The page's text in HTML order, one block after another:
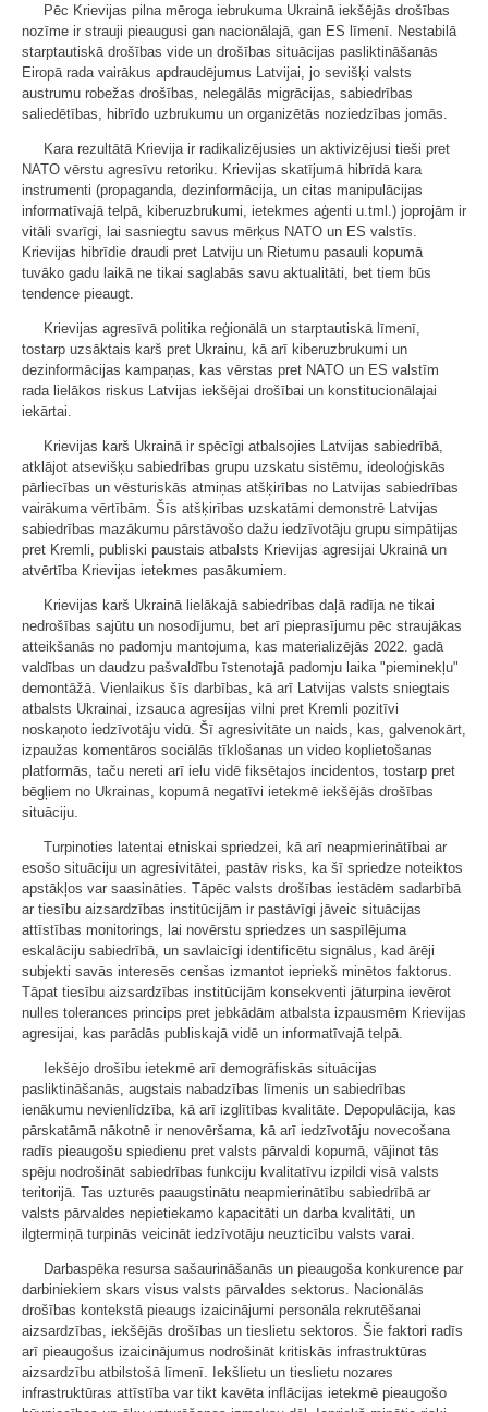
Pēc Krievijas pilna mēroga iebrukuma Ukrainā iekšējās drošības
nozīme ir strauji pieaugusi gan nacionālajā, gan ES līmenī. Nestabilā
starptautiskā drošības vide un drošības situācijas pasliktināšanās
Eiropā rada vairākus apdraudējumus Latvijai, jo sevišķi valsts
austrumu robežas drošības, nelegālās migrācijas, sabiedrības
saliedētības, hibrīdo uzbrukumu un organizētās noziedzības jomās.
Kara rezultātā Krievija ir radikalizējusies un aktivizējusi tieši pret
NATO vērstu agresīvu retoriku. Krievijas skatījumā hibrīdā kara
instrumenti (propaganda, dezinformācija, un citas manipulācijas
informatīvajā telpā, kiberuzbrukumi, ietekmes aģenti u.tml.) joprojām ir
vitāli svarīgi, lai sasniegtu savus mērķus NATO un ES valstīs.
Krievijas hibrīdie draudi pret Latviju un Rietumu pasauli kopumā
tuvāko gadu laikā ne tikai saglabās savu aktualitāti, bet tiem būs
tendence pieaugt.
Krievijas agresīvā politika reģionālā un starptautiskā līmenī,
tostarp uzsāktais karš pret Ukrainu, kā arī kiberuzbrukumi un
dezinformācijas kampaņas, kas vērstas pret NATO un ES valstīm
rada lielākos riskus Latvijas iekšējai drošībai un konstitucionālajai
iekārtai.
Krievijas karš Ukrainā ir spēcīgi atbalsojies Latvijas sabiedrībā,
atklājot atsevišķu sabiedrības grupu uzskatu sistēmu, ideoloģiskās
pārliecības un vēsturiskās atmiņas atšķirības no Latvijas sabiedrības
vairākuma vērtībām. Šīs atšķirības uzskatāmi demonstrē Latvijas
sabiedrības mazākumu pārstāvošo dažu iedzīvotāju grupu simpātijas
pret Kremli, publiski paustais atbalsts Krievijas agresijai Ukrainā un
atvērtība Krievijas ietekmes pasākumiem.
Krievijas karš Ukrainā lielākajā sabiedrības daļā radīja ne tikai
nedrošības sajūtu un nosodījumu, bet arī pieprasījumu pēc straujākas
atteikšanās no padomju mantojuma, kas materializējās 2022. gadā
valdības un daudzu pašvaldību īstenotajā padomju laika "pieminekļu"
demontāžā. Vienlaikus šīs darbības, kā arī Latvijas valsts sniegtais
atbalsts Ukrainai, izsauca agresijas vilni pret Kremli pozitīvi
noskaņoto iedzīvotāju vidū. Šī agresivitāte un naids, kas, galvenokārt,
izpaužas komentāros sociālās tīklošanas un video koplietošanas
platformās, taču nereti arī ielu vidē fiksētajos incidentos, tostarp pret
bēgļiem no Ukrainas, kopumā negatīvi ietekmē iekšējās drošības
situāciju.
Turpinoties latentai etniskai spriedzei, kā arī neapmierinātībai ar
esošo situāciju un agresivitātei, pastāv risks, ka šī spriedze noteiktos
apstākļos var saasināties. Tāpēc valsts drošības iestādēm sadarbībā
ar tiesību aizsardzības institūcijām ir pastāvīgi jāveic situācijas
attīstības monitorings, lai novērstu spriedzes un saspīlējuma
eskalāciju sabiedrībā, un savlaicīgi identificētu signālus, kad ārēji
subjekti savās interesēs cenšas izmantot iepriekš minētos faktorus.
Tāpat tiesību aizsardzības institūcijām konsekventi jāturpina ievērot
nulles tolerances princips pret jebkādām atbalsta izpausmēm Krievijas
agresijai, kas parādās publiskajā vidē un informatīvajā telpā.
Iekšējo drošību ietekmē arī demogrāfiskās situācijas
pasliktināšanās, augstais nabadzības līmenis un sabiedrības
ienākumu nevienlīdzība, kā arī izglītības kvalitāte. Depopulācija, kas
pārskatāmā nākotnē ir nenovēršama, kā arī iedzīvotāju novecošana
radīs pieaugošu spiedienu pret valsts pārvaldi kopumā, vājinot tās
spēju nodrošināt sabiedrības funkciju kvalitatīvu izpildi visā valsts
teritorijā. Tas uzturēs paaugstinātu neapmierinātību sabiedrībā ar
valsts pārvaldes nepietiekamo kapacitāti un darba kvalitāti, un
ilgtermiņā turpinās veicināt iedzīvotāju neuzticību valsts varai.
Darbaspēka resursa sašaurināšanās un pieaugoša konkurence par
darbiniekiem skars visus valsts pārvaldes sektorus. Nacionālās
drošības kontekstā pieaugs izaicinājumi personāla rekrutēšanai
aizsardzības, iekšējās drošības un tieslietu sektoros. Šie faktori radīs
arī pieaugošus izaicinājumus nodrošināt kritiskās infrastruktūras
aizsardzību atbilstošā līmenī. Iekšlietu un tieslietu nozares
infrastruktūras attīstība var tikt kavēta inflācijas ietekmē pieaugošo